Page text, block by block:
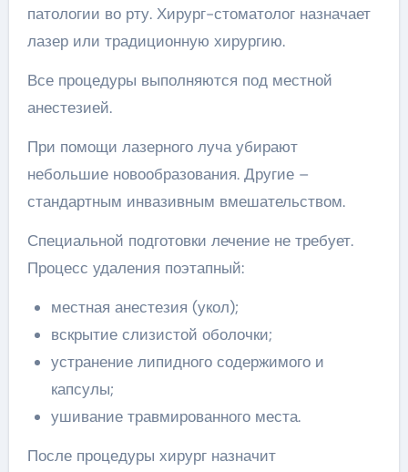
патологии во рту. Хирург-стоматолог назначает
лазер или традиционную хирургию.
Все процедуры выполняются под местной
анестезией.
При помощи лазерного луча убирают
небольшие новообразования. Другие –
стандартным инвазивным вмешательством.
Специальной подготовки лечение не требует.
Процесс удаления поэтапный:
местная анестезия (укол);
вскрытие слизистой оболочки;
устранение липидного содержимого и
капсулы;
ушивание травмированного места.
После процедуры хирург назначит